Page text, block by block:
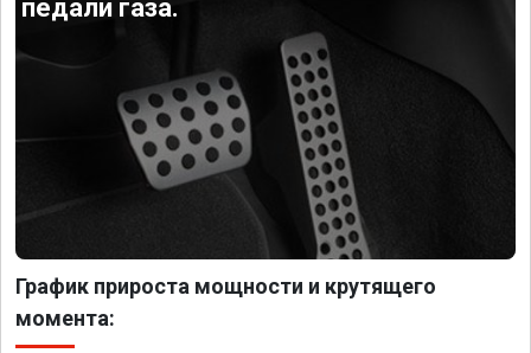
педали газа.
График прироста мощности и крутящего
момента: